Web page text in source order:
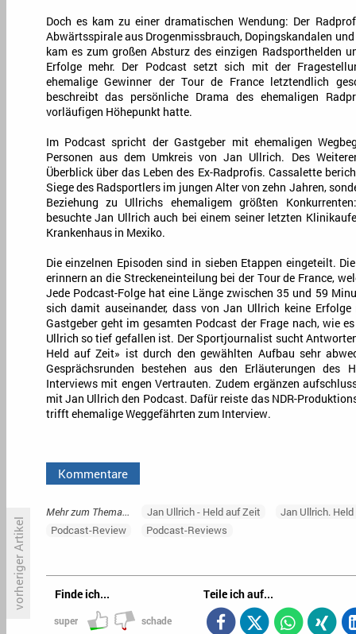
Doch es kam zu einer dramatischen Wendung: Der
Abwärtsspirale aus Drogenmissbrauch, Dopingskandalen
kam es zum großen Absturz des einzigen Radsporthelden
Erfolge mehr. Der Podcast setzt sich mit der
ehemalige Gewinner der Tour de France letztendlich
beschreibt das persönliche Drama des ehemaligen
vorläufigen Höhepunkt hatte.
Im Podcast spricht der Gastgeber mit ehemaligen
Personen aus dem Umkreis von Jan Ullrich. Des
Überblick über das Leben des Ex-Radprofis. Cassalette
Siege des Radsportlers im jungen Alter von zehn Jahren,
Beziehung zu Ullrichs ehemaligem größten
besuchte Jan Ullrich auch bei einem seiner letzten
Krankenhaus in Mexiko.
Die einzelnen Episoden sind in sieben Etappen eingeteilt.
erinnern an die Streckeneinteilung bei der Tour de France,
Jede Podcast-Folge hat eine Länge zwischen 35 und 59
sich damit auseinander, dass von Jan Ullrich keine
Gastgeber geht im gesamten Podcast der Frage nach, wie
Ullrich so tief gefallen ist. Der Sportjournalist sucht
Held auf Zeit» ist durch den gewählten Aufbau sehr
Gesprächsrunden bestehen aus den Erläuterungen des
Interviews mit engen Vertrauten. Zudem ergänzen
mit Jan Ullrich den Podcast. Dafür reiste das NDR-
trifft ehemalige Weggefährten zum Interview.
Kommentare
Mehr zum Thema... Jan Ullrich - Held auf Zeit
Jan Ullrich.
Podcast-Review
Podcast-Reviews
Finde ich...
super schade
Teile ich auf...
vorheriger Artikel
Disney+-Abonnenten erhalten
Vorkaufsrecht